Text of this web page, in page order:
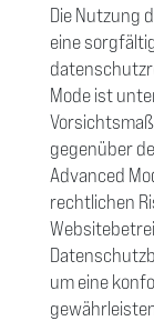
Die Nutzung
eine
Mode ist
gegenüber
Advanced
rechtlichen
um eine